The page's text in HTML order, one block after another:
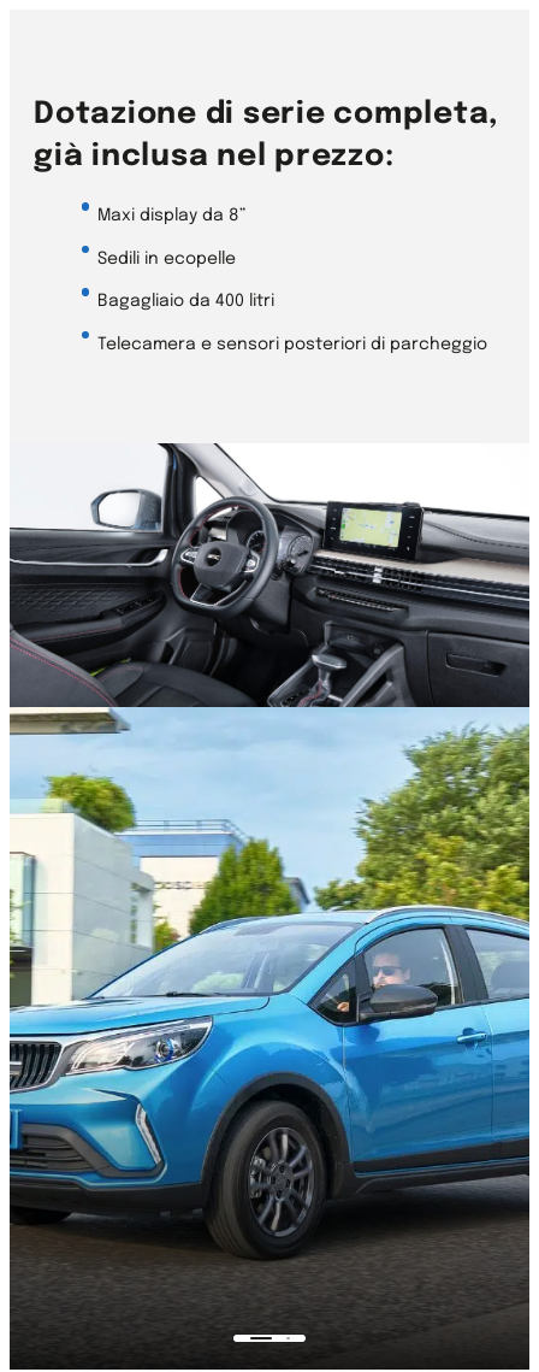
Dotazione di serie completa,
già inclusa nel prezzo:
Maxi display da 8”
Sedili in ecopelle
Bagagliaio da 400 litri
Telecamera e sensori posteriori di parcheggio